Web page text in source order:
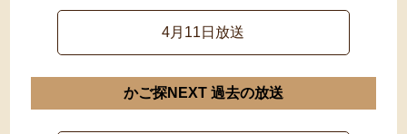
4月11日放送
かご探NEXT 過去の放送